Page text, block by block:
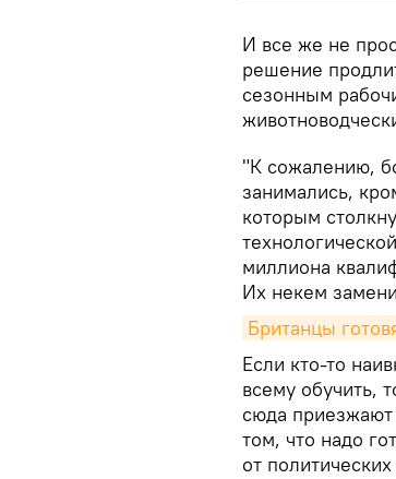
И все же не
решение
сезонным
"К сожалению,
занимались,
которым
миллиона
Их некем
Британцы
Если кто-то
всему обучить,
сюда
том, что надо
от